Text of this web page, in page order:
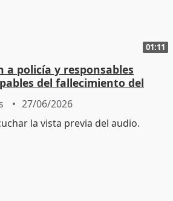
01:11
a policía y responsables
del fallecimiento del
27/06/2026